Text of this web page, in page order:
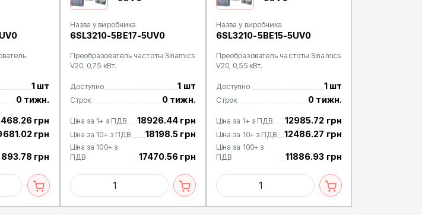
1 шт
0 тижн.
грн
грн
грн
Назва у виробника
6SL3210-5BE17-5UV0
Преобразователь частоты Sinamics
V20, 0,75 кВт.
Доступно 1 шт
Строк 0 тижн.
Ціна за 1+ з ПДВ 18926.44 грн
Ціна за 10+ з ПДВ 18198.5 грн
Ціна за 100+ з
ПДВ
17470.56 грн
Назва у виробника
6SL3210-5BE15-5UV0
Преобразователь частоты Sinamics
V20, 0,55 кВт.
Доступно 1 шт
Строк 0 тижн.
Ціна за 1+ з ПДВ 12985.72 грн
Ціна за 10+ з ПДВ 12486.27 грн
Ціна за 100+ з
ПДВ
11886.93 грн